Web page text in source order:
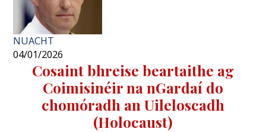
NUACHT
04/01/2026
Cosaint bhreise beartaithe ag
Coimisinéir na nGardaí do
chomóradh an Uileloscadh
(Holocaust)